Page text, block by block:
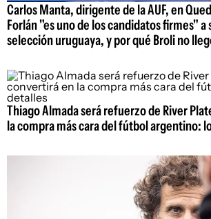
Carlos Manta, dirigente de la AUF, en
Forlán "es uno de los candidatos firmes" a
selección uruguaya, y por qué Broli no
Thiago Almada será refuerzo de River
la compra más cara del fútbol argentino: